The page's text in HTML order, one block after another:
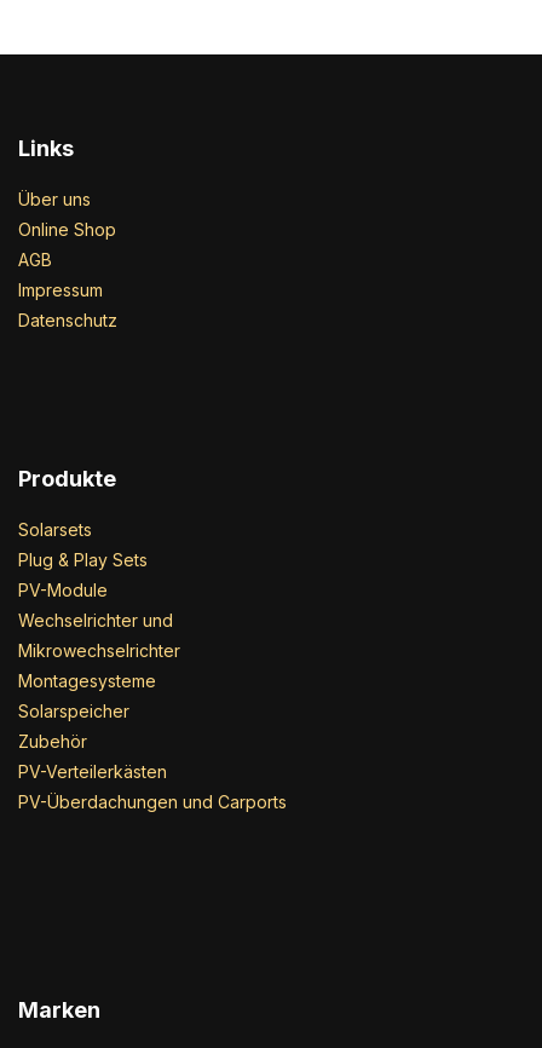
Links
Über uns
Online Shop
AGB
Impressum
Datenschutz
Produkte
Solarsets
Plug & Play Sets
PV-Module
Wechselrichter und
Mikrowechselrichter
Montagesysteme
Solarspeicher
Zubehör
PV-Verteilerkästen
PV-Überdachungen und Carports
Marken